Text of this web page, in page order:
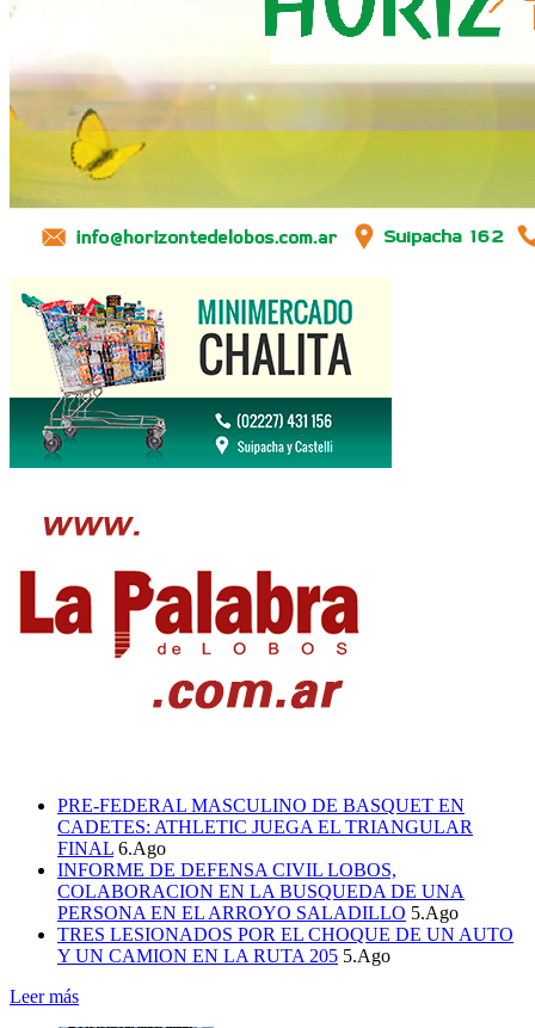
PRE-FEDERAL MASCULINO DE BASQUET EN
CADETES: ATHLETIC JUEGA EL TRIANGULAR
FINAL 6.Ago
INFORME DE DEFENSA CIVIL LOBOS,
COLABORACION EN LA BUSQUEDA DE UNA
PERSONA EN EL ARROYO SALADILLO 5.Ago
TRES LESIONADOS POR EL CHOQUE DE UN AUTO
Y UN CAMION EN LA RUTA 205 5.Ago
Leer más